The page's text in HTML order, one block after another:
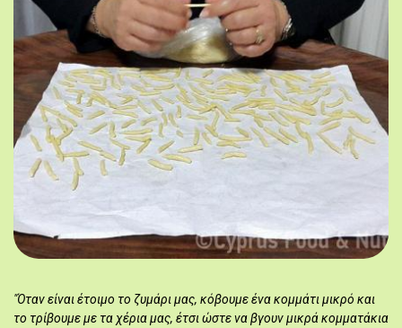
"Όταν είναι έτοιμο το ζυμάρι μας, κόβουμε ένα κομμάτι μικρό και
το τρίβουμε με τα χέρια μας, έτσι ώστε να βγουν μικρά κομματάκια